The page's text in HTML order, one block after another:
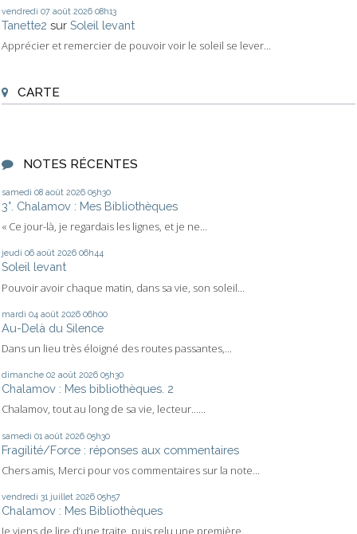
vendredi 07 août 2026 08h13
Tanette2 sur Soleil levant
Apprécier et remercier de pouvoir voir le soleil se lever...
CARTE
NOTES RÉCENTES
samedi 08 août 2026 05h30
3°. Chalamov : Mes Bibliothèques
« Ce jour-là, je regardais les lignes, et je ne...
jeudi 06 août 2026 06h44
Soleil levant
Pouvoir avoir chaque matin, dans sa vie, son soleil...
mardi 04 août 2026 06h00
Au-Delà du Silence
Dans un lieu très éloigné des routes passantes,...
dimanche 02 août 2026 05h30
Chalamov : Mes bibliothèques. 2
Chalamov, tout au long de sa vie, lecteur…...
samedi 01 août 2026 05h30
Fragilité/Force : réponses aux commentaires
Chers amis, Merci pour vos commentaires sur la note...
vendredi 31 juillet 2026 05h57
Chalamov : Mes Bibliothèques
Je viens de lire d’une traite, puis relu une première...